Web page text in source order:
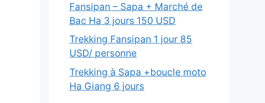
Fansipan – Sapa + Marché de
Bac Ha 3 jours 150 USD
Trekking Fansipan 1 jour 85
USD/ personne
Trekking à Sapa +boucle moto
Ha Giang 6 jours